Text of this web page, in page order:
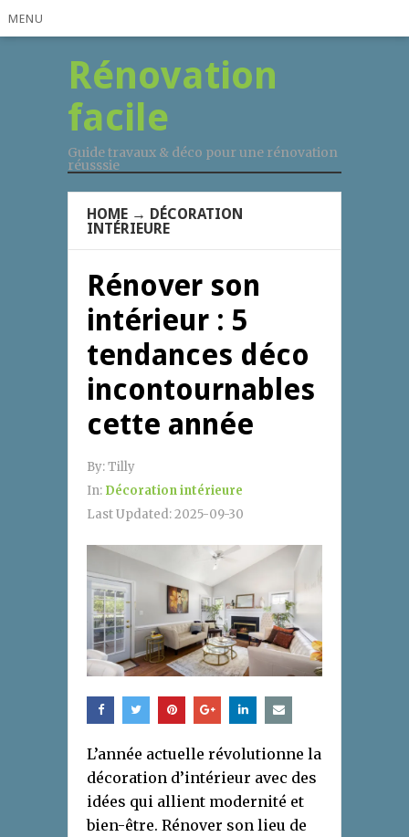
MENU
Rénovation
facile
Guide travaux & déco pour une rénovation
réusssie
HOME → DÉCORATION
INTÉRIEURE
Rénover son
intérieur : 5
tendances déco
incontournables
cette année
By:Tilly
In: Décoration intérieure
Last Updated:2025-09-30
L’année actuelle révolutionne la
décoration d’intérieur avec des
idées qui allient modernité et
bien-être. Rénover son lieu de